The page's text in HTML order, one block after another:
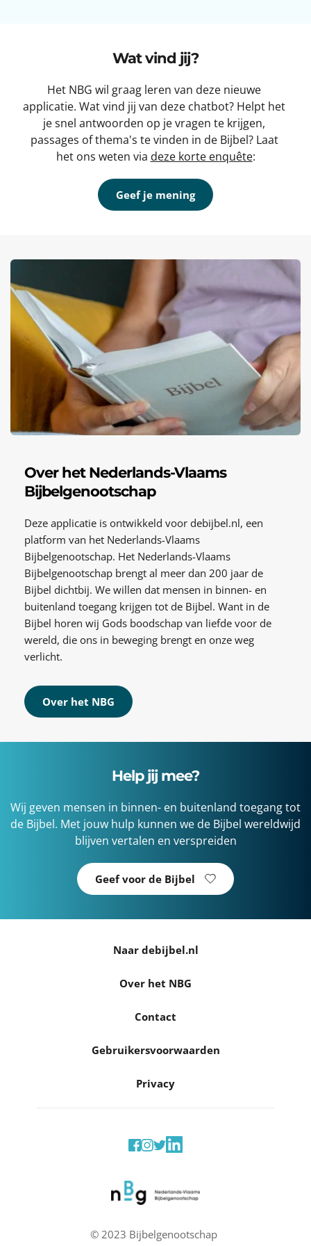
Wat vind jij?
Het NBG wil graag leren van deze nieuwe
applicatie. Wat vind jij van deze chatbot? Helpt het
je snel antwoorden op je vragen te krijgen,
passages of thema's te vinden in de Bijbel? Laat
het ons weten via deze korte enquête:
Geef je mening
Over het Nederlands-Vlaams
Bijbelgenootschap
Deze applicatie is ontwikkeld voor debijbel.nl, een
platform van het Nederlands-Vlaams
Bijbelgenootschap. Het Nederlands-Vlaams
Bijbelgenootschap brengt al meer dan 200 jaar de
Bijbel dichtbij. We willen dat mensen in binnen- en
buitenland toegang krijgen tot de Bijbel. Want in de
Bijbel horen wij Gods boodschap van liefde voor de
wereld, die ons in beweging brengt en onze weg
verlicht.
Over het NBG
Help jij mee?
Wij geven mensen in binnen- en buitenland toegang tot
de Bijbel. Met jouw hulp kunnen we de Bijbel wereldwijd
blijven vertalen en verspreiden
Geef voor de Bijbel
Naar debijbel.nl
Over het NBG
Contact
Gebruikersvoorwaarden
Privacy
© 2023 Bijbelgenootschap